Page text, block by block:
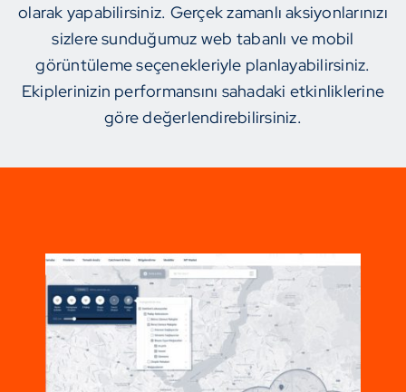
olarak yapabilirsiniz. Gerçek zamanlı aksiyonlarınızı
sizlere sunduğumuz web tabanlı ve mobil
görüntüleme seçenekleriyle planlayabilirsiniz.
Ekiplerinizin performansını sahadaki etkinliklerine
göre değerlendirebilirsiniz.